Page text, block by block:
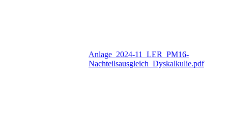
Anlage_2024-11_LER_PM16-
Nachteilsausgleich_Dyskalkulie.pdf